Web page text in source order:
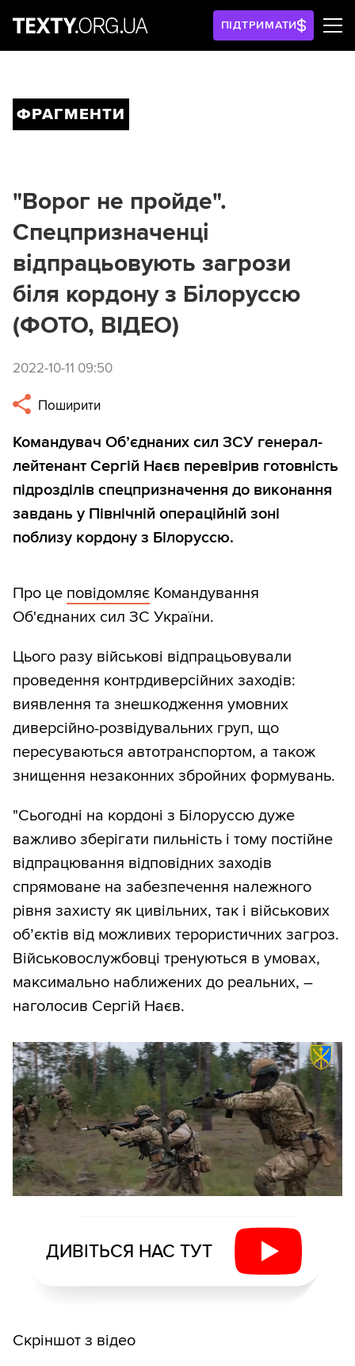
ПІДТРИМАТИ
ФРАГМЕНТИ
"Ворог не пройде".
Спецпризначенці
відпрацьовують загрози
біля кордону з Білоруссю
(ФОТО, ВІДЕО)
2022-10-11 09:50
Поширити
Командувач Об’єднаних сил ЗСУ генерал-
лейтенант Сергій Наєв перевірив готовність
підрозділів спецпризначення до виконання
завдань у Північній операційній зоні
поблизу кордону з Білоруссю.
Про це повідомляє Командування
Об'єднаних сил ЗС України.
Цього разу військові відпрацьовували
проведення контрдиверсійних заходів:
виявлення та знешкодження умовних
диверсійно-розвідувальних груп, що
пересуваються автотранспортом, а також
знищення незаконних збройних формувань.
"Сьогодні на кордоні з Білоруссю дуже
важливо зберігати пильність і тому постійне
відпрацювання відповідних заходів
спрямоване на забезпечення належного
рівня захисту як цивільних, так і військових
об’єктів від можливих терористичних загроз.
Військовослужбовці тренуються в умовах,
максимально наближених до реальних, –
наголосив Сергій Наєв.
ДИВІТЬСЯ НАС ТУТ
Скріншот з відео